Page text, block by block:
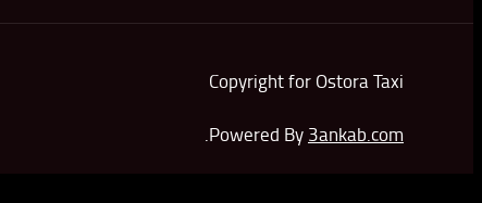
Copyright for Ostora Taxi
Powered By3ankab.com
.